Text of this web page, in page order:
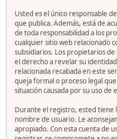
Usted es el único responsable
que publica. Además, está de
de toda responsabilidad a los
cualquier sitio web relacionado
subsidiarios. Los propietarios
el derecho a revelar su
relacionada recabada en este
queja formal o proceso legal
situación causada por su uso de
Durante el registro, ested tiene
nombre de usuario. Le
apropiado. Con esta cuenta de